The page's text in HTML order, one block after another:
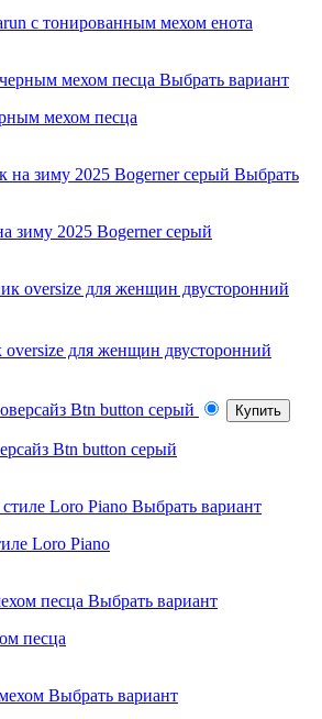
с тонированным мехом енота
Выбрать вариант
мехом песца
Выбрать
зиму 2025 Bogerner серый
для женщин двусторонний
Купить
Btn button серый
Выбрать вариант
Loro Piano
Выбрать вариант
песца
Выбрать вариант